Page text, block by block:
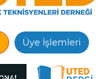
Üye İşlemleri